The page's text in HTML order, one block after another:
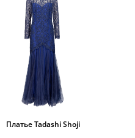
Платье Tadashi Shoji